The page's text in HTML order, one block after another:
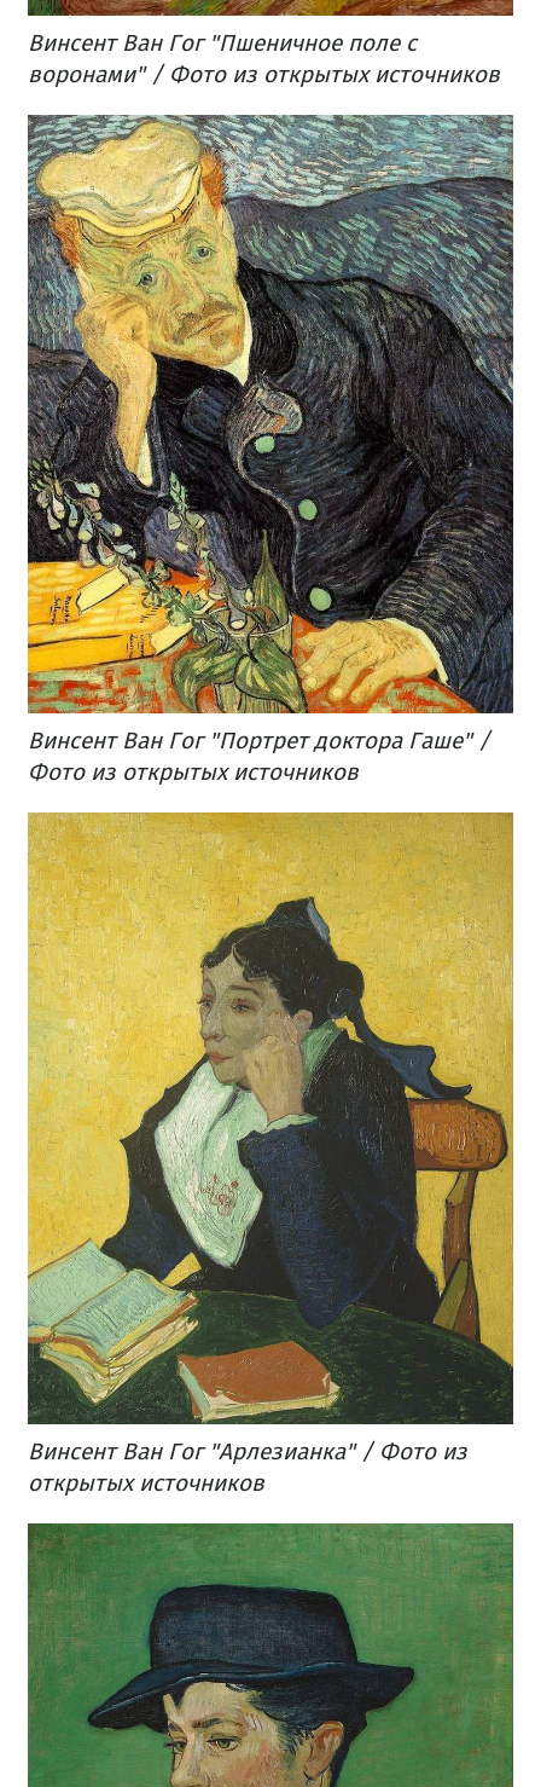
Винсент Ван Гог "Пшеничное поле с
воронами" / Фото из открытых источников
Винсент Ван Гог "Портрет доктора Гаше" /
Фото из открытых источников
Винсент Ван Гог "Арлезианка" / Фото из
открытых источников